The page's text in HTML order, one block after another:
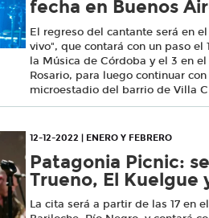
fecha en Buenos
El regreso del cantante será en
vivo", que contará con un paso el
la Música de Córdoba y el 3 en
Rosario, para luego continuar
microestadio del barrio de Villa
12-12-2022 | ENERO Y FEBRERO
Patagonia Picnic:
Trueno, El Kuelgue
La cita será a partir de las 17 en